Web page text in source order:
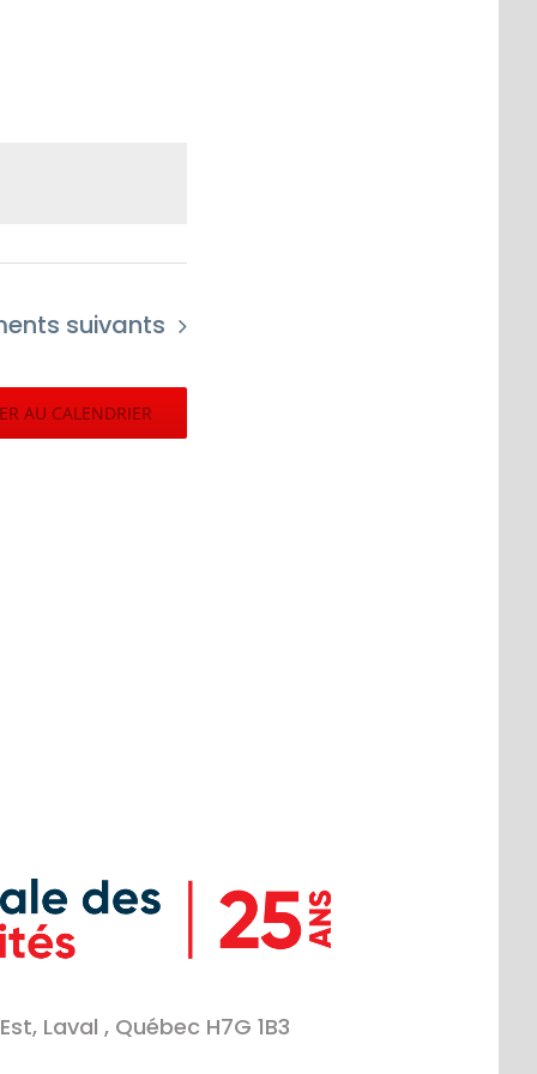
suivants
AU CALENDRIER
Laval , Québec H7G 1B3